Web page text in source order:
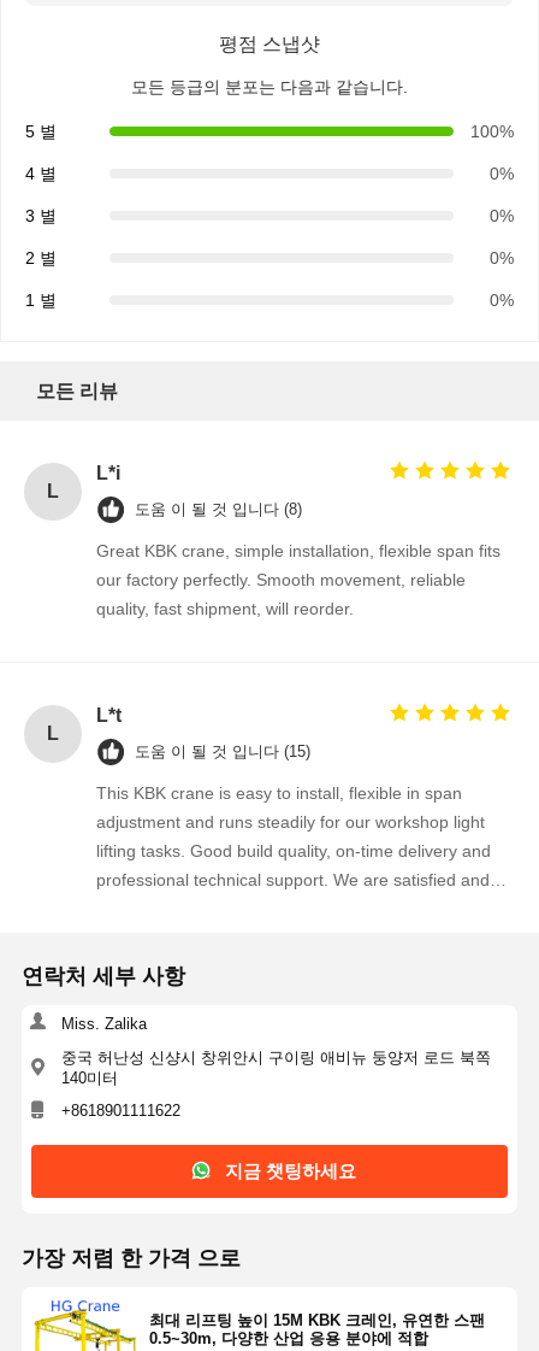
평점 스냅샷
모든 등급의 분포는 다음과 같습니다.
5 별 100%
4 별 0%
3 별 0%
2 별 0%
1 별 0%
모든 리뷰
L
L*i
도움 이 될 것 입니다 (8)
Great KBK crane, simple installation, flexible span fits
our factory perfectly. Smooth movement, reliable
quality, fast shipment, will reorder.
L
L*t
도움 이 될 것 입니다 (15)
This KBK crane is easy to install, flexible in span
adjustment and runs steadily for our workshop light
lifting tasks. Good build quality, on-time delivery and
professional technical support. We are satisfied and
연락처 세부 사항
Miss. Zalika
중국 허난성 신샹시 창위안시 구이링 애비뉴 둥양저 로드 북쪽
140미터
+8618901111622
지금 챗팅하세요
가장 저렴 한 가격 으로
최대 리프팅 높이 15M KBK 크레인, 유연한 스팬
0.5~30m, 다양한 산업 응용 분야에 적합